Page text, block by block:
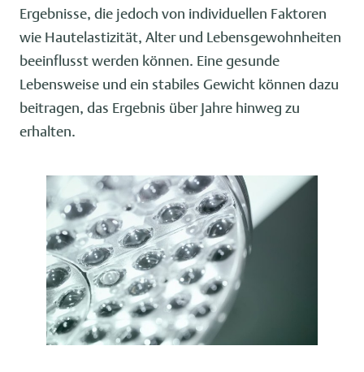
Ergebnisse, die jedoch von individuellen Faktoren
wie Hautelastizität, Alter und Lebensgewohnheiten
beeinflusst werden können. Eine gesunde
Lebensweise und ein stabiles Gewicht können dazu
beitragen, das Ergebnis über Jahre hinweg zu
erhalten.